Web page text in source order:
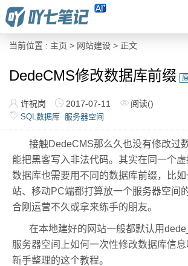
当前位置 : 主页 > 网站建设 > 正文
DedeCMS修改数据库前缀
许祝岗 2017-07-11 阅读()
SQL数据库 服务器空间
接触DedeCMS那么久也没有修改过
能把黑客写入非法代码。其实在同一个
数据库也需要用不同的数据库前缀，比如
站、移动PC端都打算放一个服务器空间
合刚运营不久或拿来练手的朋友。
在本地建好的网站一般都默认用
服务器空间上如何一次性修改数据库信
新手整理的这个教程。